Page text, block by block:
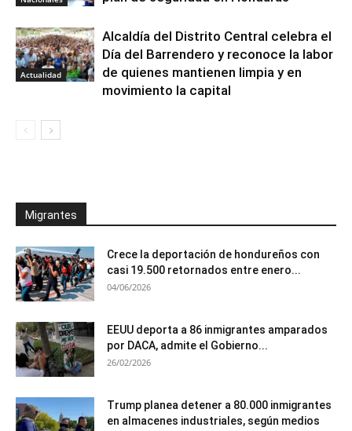
Actualidad
Alcaldía del Distrito Central celebra el
Día del Barrendero y reconoce la labor
de quienes mantienen limpia y en
movimiento la capital
Migrantes
Crece la deportación de hondureños con
casi 19.500 retornados entre enero...
04/06/2026
EEUU deporta a 86 inmigrantes amparados
por DACA, admite el Gobierno...
26/02/2026
Trump planea detener a 80.000 inmigrantes
en almacenes industriales, según medios